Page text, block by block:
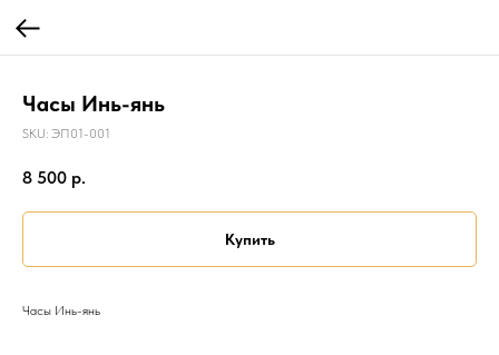
Часы Инь-янь
SKU: ЭП01-001
8 500 р.
Купить
Часы Инь-янь